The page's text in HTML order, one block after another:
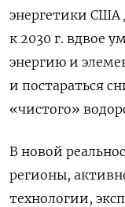
энергетики
к 2030 г. вдвое
энергию и
и постараться
«чистого»
В новой
регионы,
технологии,